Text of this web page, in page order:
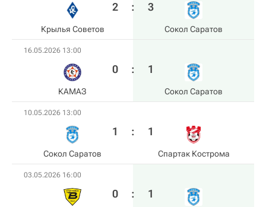
Крылья Советов
2 : 3
Сокол Саратов
16.05.2026 13:00
КАМАЗ
0 : 1
Сокол Саратов
10.05.2026 13:00
Сокол Саратов
1 : 1
Спартак Кострома
03.05.2026 16:00
0 : 1